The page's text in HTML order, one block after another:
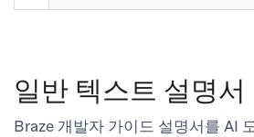
일반 텍스트 설명서
Braze 개발자 가이드 설명서를 AI